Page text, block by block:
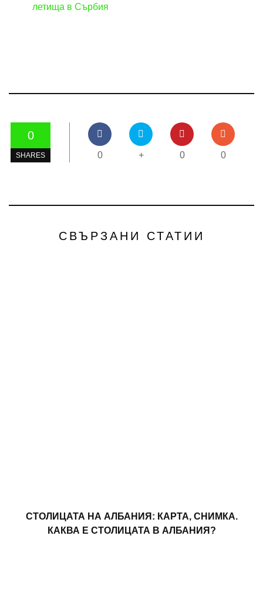
летища в Сърбия
0
SHARES 0 + 0 0
СВЪРЗАНИ СТАТИИ
СТОЛИЦАТА НА АЛБАНИЯ: КАРТА, СНИМКА.
КАКВА Е СТОЛИЦАТА В АЛБАНИЯ?